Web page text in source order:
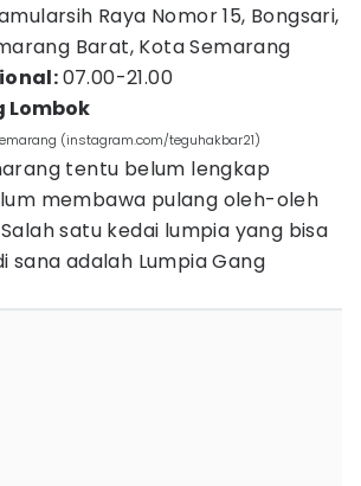
Raya Nomor 15, Bongsari,
Barat, Kota Semarang
07.00-21.00
Lombok
(instagram.com/teguhakbar21)
tentu belum lengkap
membawa pulang oleh-oleh
satu kedai lumpia yang bisa
sana adalah Lumpia Gang